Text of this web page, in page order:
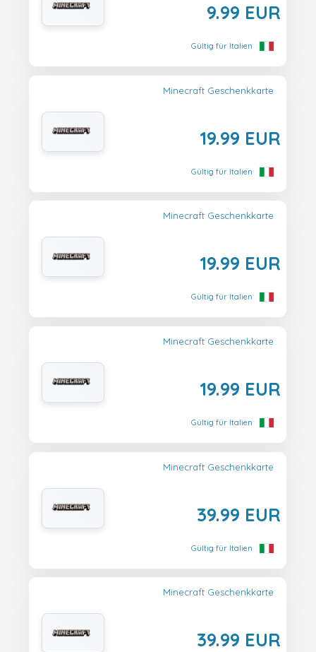
9.99 EUR
Gültig für Italien
Minecraft Geschenkkarte
19.99 EUR
Gültig für Italien
Minecraft Geschenkkarte
19.99 EUR
Gültig für Italien
Minecraft Geschenkkarte
19.99 EUR
Gültig für Italien
Minecraft Geschenkkarte
39.99 EUR
Gültig für Italien
Minecraft Geschenkkarte
39.99 EUR